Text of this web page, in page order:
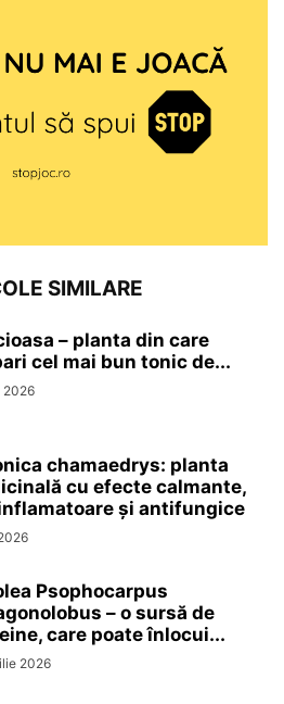
SIMILARE
– planta din care
cel mai bun tonic de...
2026
chamaedrys: planta
cu efecte calmante,
și antifungice
Psophocarpus
– o sursă de
care poate înlocui...
2026